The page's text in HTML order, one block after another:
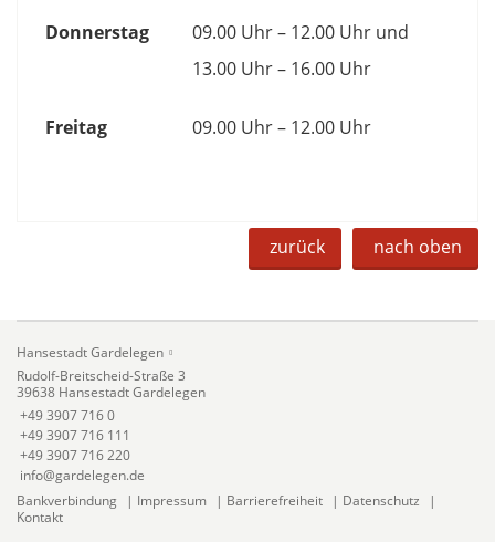
Donnerstag
09.00 Uhr – 12.00 Uhr und
13.00 Uhr – 16.00 Uhr
Freitag 09.00 Uhr – 12.00 Uhr
zurück nach oben
Hansestadt Gardelegen
Rudolf-Breitscheid-Straße 3
39638 Hansestadt Gardelegen
+49 3907 716 0
+49 3907 716 111
+49 3907 716 220
info@gardelegen.de
Bankverbindung
| Impressum | Barrierefreiheit | Datenschutz
|
Kontakt